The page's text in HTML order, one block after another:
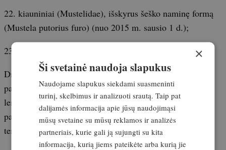
22. kiauniniai (Mustelidae), išskyrus šeško naminę formą
(Mustela putorius furo) (nuo 2015 m. sausio 1 d.);
23. krokodilai (Crocodylia), (nuo 2015 m. sausio 1 d.).
Draudžiama parduoti, transportuoti ar laikyti norint
parduoti, siūlyti parduoti gyvus ar negyvus paukščius, jų
lengvai atpažįstamas dalis ir gaminius iš jų, jeigu šie
paukščiai priskiriami bet kuriai Europos Sąjungos
teritorijoje natūraliai paplitusiai paukščių rūšiai;
×
Ši svetainė naudoja slapukus
Naudojame slapukus siekdami suasmeninti
turinį, skelbimus ir analizuoti srautą. Taip pat
dalijamės informacija apie jūsų naudojimąsi
mūsų svetaine su mūsų reklamos ir analizės
partneriais, kurie gali ją sujungti su kita
informacija, kurią jiems pateikėte arba kurią jie